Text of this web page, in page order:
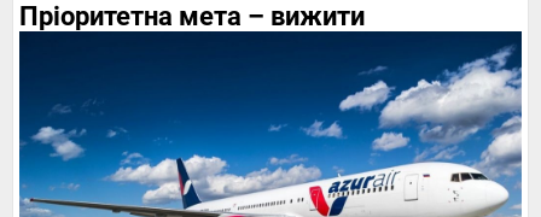
Пріоритетна мета – вижити